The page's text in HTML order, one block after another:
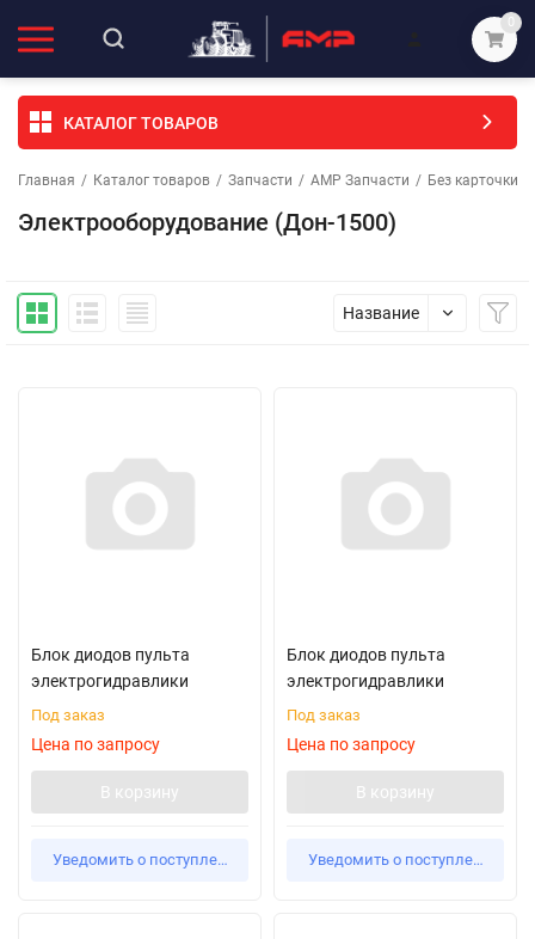
0
КАТАЛОГ ТОВАРОВ
Главная / Каталог товаров / Запчасти / АМР Запчасти / Без карточки
Электрооборудование (Дон-1500)
Название
Блок диодов пульта
электрогидравлики
Под заказ
Цена по запросу
В корзину
Уведомить о поступлении
Блок диодов пульта
электрогидравлики
Под заказ
Цена по запросу
В корзину
Уведомить о поступлении